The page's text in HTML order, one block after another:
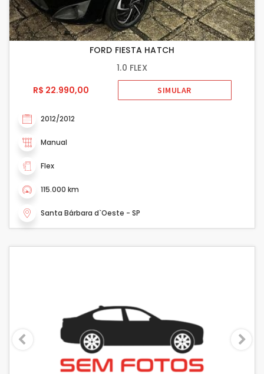
FORD FIESTA HATCH
1.0 FLEX
R$ 22.990,00
SIMULAR
2012/2012
Manual
Flex
115.000 km
Santa Bárbara d`Oeste - SP